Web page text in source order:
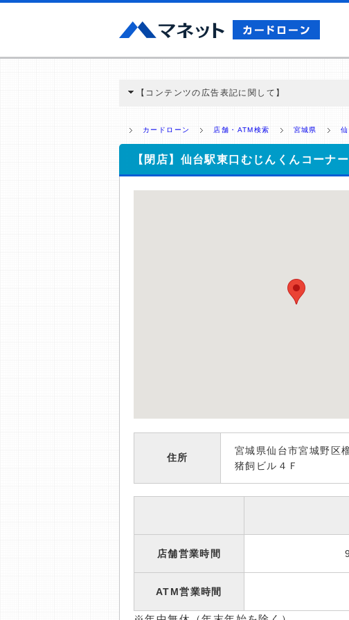
【コンテンツの広告表記に関して】
ミ収集などに基づき、公平性を担保した情報提供を行
>提携企業一覧
カードローン 店舗・ATM検索 宮城県
【閉店】仙台駅東口むじんくんコーナー
住所
宮城県仙台市宮城野区
猪飼ビル４Ｆ
店舗営業時間
ATM営業時間